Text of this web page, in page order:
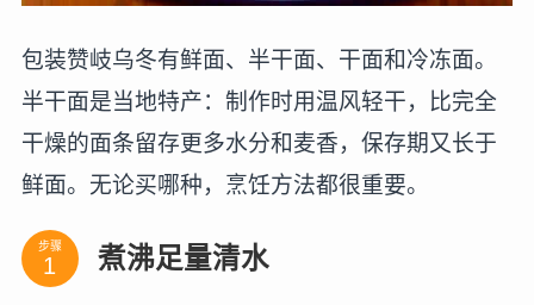
包装赞岐乌冬有鲜面、半干面、干面和冷冻面。
半干面是当地特产：制作时用温风轻干，比完全
干燥的面条留存更多水分和麦香，保存期又长于
鲜面。无论买哪种，烹饪方法都很重要。
步骤 煮沸足量清水